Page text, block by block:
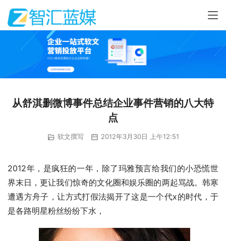
从舒淇删微博事件总结企业事件营销的八大特
点
软文撰写 2012年3月30日 上午12:51
2012年，是疯狂的一年，除了玛雅预言给我们的小恐慌世
界末日，更让我们惊奇的文化圈和娱乐圈的两起骂战。韩寒
遭遇方舟子，让方式打假法揭开了这是一个代x的时代，于
是各路明星粉丝纷纷下水，